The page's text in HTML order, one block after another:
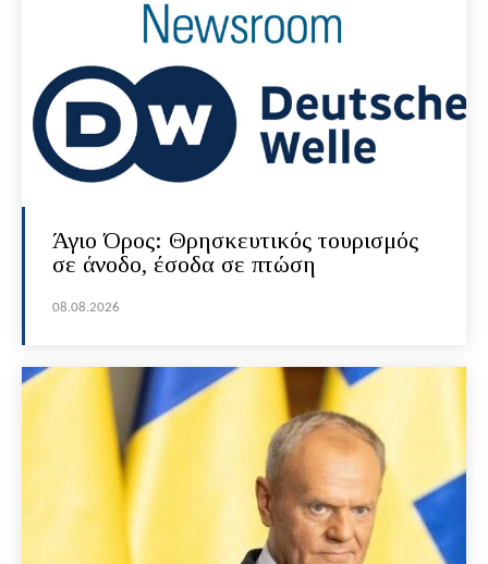
Άγιο Όρος: Θρησκευτικός τουρισμός
σε άνοδο, έσοδα σε πτώση
08.08.2026